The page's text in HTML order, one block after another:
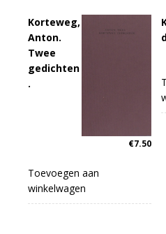
Korteweg,
Anton.
Twee
gedichten
.
€7.50
Toevoegen aan
winkelwagen